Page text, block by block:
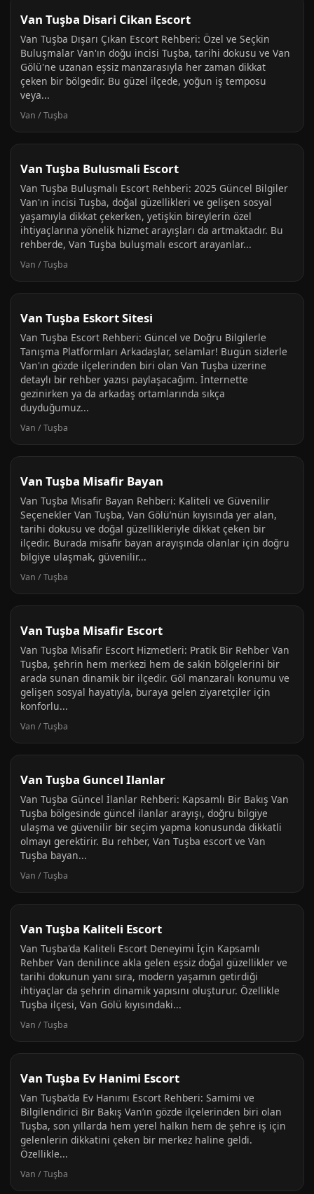
Van Tuşba Disari Cikan Escort
Van Tuşba Dışarı Çıkan Escort Rehberi: Özel ve Seçkin
Buluşmalar Van'ın doğu incisi Tuşba, tarihi dokusu ve Van
Gölü'ne uzanan eşsiz manzarasıyla her zaman dikkat
çeken bir bölgedir. Bu güzel ilçede, yoğun iş temposu
veya...
Van / Tuşba
Van Tuşba Bulusmali Escort
Van Tuşba Buluşmalı Escort Rehberi: 2025 Güncel Bilgiler
Van'ın incisi Tuşba, doğal güzellikleri ve gelişen sosyal
yaşamıyla dikkat çekerken, yetişkin bireylerin özel
ihtiyaçlarına yönelik hizmet arayışları da artmaktadır. Bu
rehberde, Van Tuşba buluşmalı escort arayanlar...
Van / Tuşba
Van Tuşba Eskort Sitesi
Van Tuşba Escort Rehberi: Güncel ve Doğru Bilgilerle
Tanışma Platformları Arkadaşlar, selamlar! Bugün sizlerle
Van'ın gözde ilçelerinden biri olan Van Tuşba üzerine
detaylı bir rehber yazısı paylaşacağım. İnternette
gezinirken ya da arkadaş ortamlarında sıkça
duyduğumuz...
Van / Tuşba
Van Tuşba Misafir Bayan
Van Tuşba Misafir Bayan Rehberi: Kaliteli ve Güvenilir
Seçenekler Van Tuşba, Van Gölü’nün kıyısında yer alan,
tarihi dokusu ve doğal güzellikleriyle dikkat çeken bir
ilçedir. Burada misafir bayan arayışında olanlar için doğru
bilgiye ulaşmak, güvenilir...
Van / Tuşba
Van Tuşba Misafir Escort
Van Tuşba Misafir Escort Hizmetleri: Pratik Bir Rehber Van
Tuşba, şehrin hem merkezi hem de sakin bölgelerini bir
arada sunan dinamik bir ilçedir. Göl manzaralı konumu ve
gelişen sosyal hayatıyla, buraya gelen ziyaretçiler için
konforlu...
Van / Tuşba
Van Tuşba Guncel Ilanlar
Van Tuşba Güncel İlanlar Rehberi: Kapsamlı Bir Bakış Van
Tuşba bölgesinde güncel ilanlar arayışı, doğru bilgiye
ulaşma ve güvenilir bir seçim yapma konusunda dikkatli
olmayı gerektirir. Bu rehber, Van Tuşba escort ve Van
Tuşba bayan...
Van / Tuşba
Van Tuşba Kaliteli Escort
Van Tuşba'da Kaliteli Escort Deneyimi İçin Kapsamlı
Rehber Van denilince akla gelen eşsiz doğal güzellikler ve
tarihi dokunun yanı sıra, modern yaşamın getirdiği
ihtiyaçlar da şehrin dinamik yapısını oluşturur. Özellikle
Tuşba ilçesi, Van Gölü kıyısındaki...
Van / Tuşba
Van Tuşba Ev Hanimi Escort
Van Tuşba’da Ev Hanımı Escort Rehberi: Samimi ve
Bilgilendirici Bir Bakış Van’ın gözde ilçelerinden biri olan
Tuşba, son yıllarda hem yerel halkın hem de şehre iş için
gelenlerin dikkatini çeken bir merkez haline geldi.
Özellikle...
Van / Tuşba